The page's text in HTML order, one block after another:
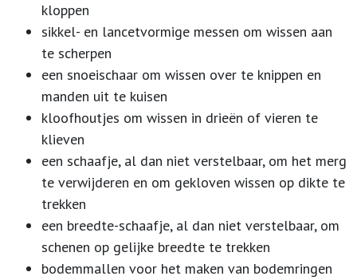
kloppen
sikkel- en lancetvormige messen om wissen aan
te scherpen
een snoeischaar om wissen over te knippen en
manden uit te kuisen
kloofhoutjes om wissen in drieën of vieren te
klieven
een schaafje, al dan niet verstelbaar, om het merg
te verwijderen en om gekloven wissen op dikte te
trekken
een breedte-schaafje, al dan niet verstelbaar, om
schenen op gelijke breedte te trekken
bodemmallen voor het maken van bodemringen